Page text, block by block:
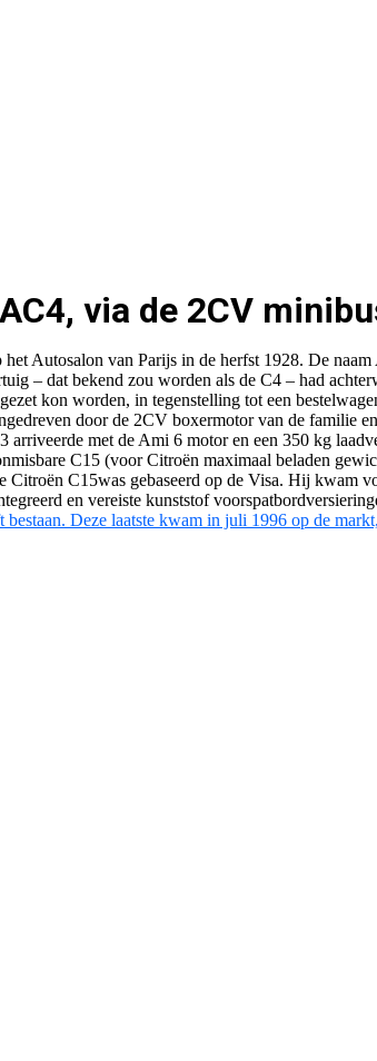
via de 2CV
Autosalon van Parijs in de herfst 1928. De
– dat bekend zou worden als de C4 – had
kon worden, in tegenstelling tot een
door de 2CV boxermotor van de familie
arriveerde met de Ami 6 motor en een 350 kg
C15 (voor Citroën maximaal beladen
C15was gebaseerd op de Visa. Hij kwam
en vereiste kunststof
bestaan. Deze laatste kwam in juli 1996 op de